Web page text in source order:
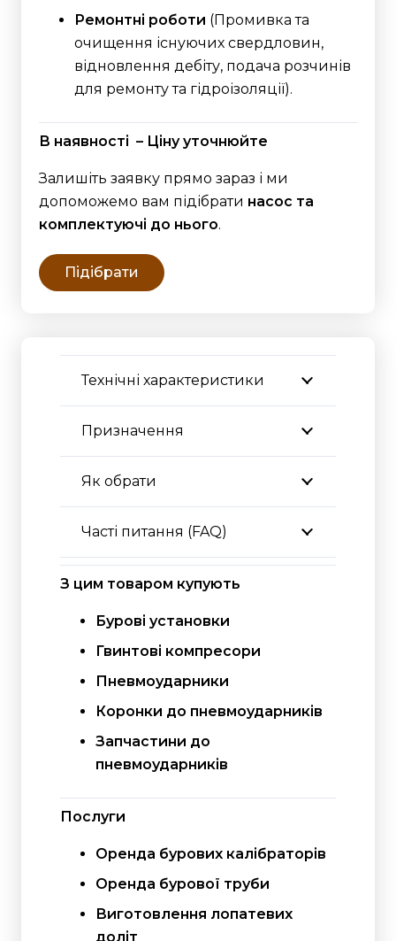
Ремонтні роботи (Промивка та
очищення існуючих свердловин,
відновлення дебіту, подача розчинів
для ремонту та гідроізоляції).
В наявності – Ціну уточнюйте
Залишіть заявку прямо зараз і ми
допоможемо вам підібрати насос та
комплектуючі до нього.
Підібрати
Технічні характеристики
Призначення
Як обрати
Часті питання (FAQ)
З цим товаром купують
Бурові установки
Гвинтові компресори
Пневмоударники
Коронки до пневмоударників
Запчастини до
пневмоударників
Послуги
Оренда бурових калібраторів
Оренда бурової труби
Виготовлення лопатевих
доліт